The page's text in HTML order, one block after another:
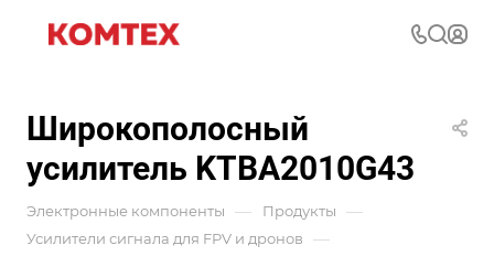
Широкополосный
усилитель KTBA2010G43
Электронные компоненты — Продукты —
Усилители сигнала для FPV и дронов —